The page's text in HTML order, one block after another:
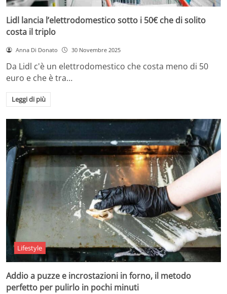
Lidl lancia l’elettrodomestico sotto i 50€ che di solito
costa il triplo
Anna Di Donato 30 Novembre 2025
Da Lidl c'è un elettrodomestico che costa meno di 50
euro e che è tra…
Leggi di più
Lifestyle
Addio a puzze e incrostazioni in forno, il metodo
perfetto per pulirlo in pochi minuti